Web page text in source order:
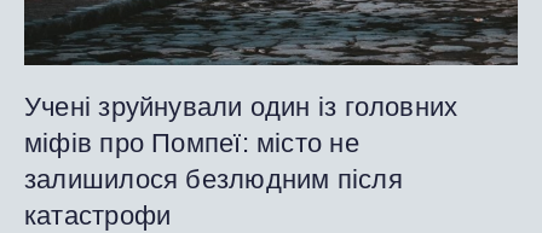
Учені зруйнували один із головних
міфів про Помпеї: місто не
залишилося безлюдним після
катастрофи